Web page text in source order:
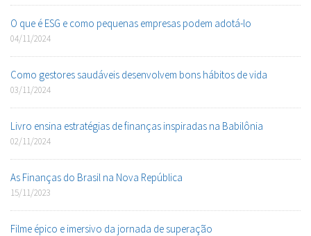
O que é ESG e como pequenas empresas podem adotá-lo
04/11/2024
Como gestores saudáveis desenvolvem bons hábitos de vida
03/11/2024
Livro ensina estratégias de finanças inspiradas na Babilônia
02/11/2024
As Finanças do Brasil na Nova República
15/11/2023
Filme épico e imersivo da jornada de superação